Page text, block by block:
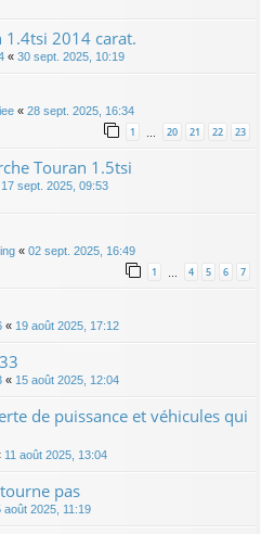
2014 carat.
« 30 sept. 2025, 10:19
« 28 sept. 2025, 16:34
1 … 20 21 22 23
Touran 1.5tsi
17 sept. 2025, 09:53
« 02 sept. 2025, 16:49
1 … 4 5 6 7
« 19 août 2025, 17:12
« 15 août 2025, 12:04
de puissance et véhicules qui
11 août 2025, 13:04
pas
août 2025, 11:19